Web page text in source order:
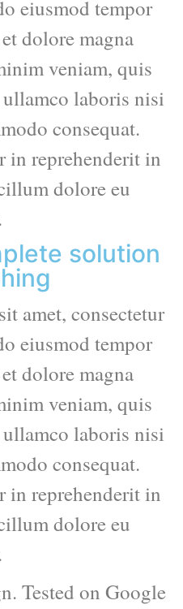
eiusmod tempor
dolore magna
veniam, quis
laboris nisi
consequat.
in reprehenderit in
dolore eu
solution
amet, consectetur
eiusmod tempor
dolore magna
veniam, quis
laboris nisi
consequat.
in reprehenderit in
dolore eu
Tested on Google